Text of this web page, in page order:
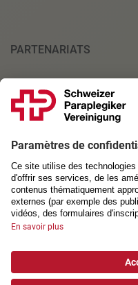
PARTENARIATS